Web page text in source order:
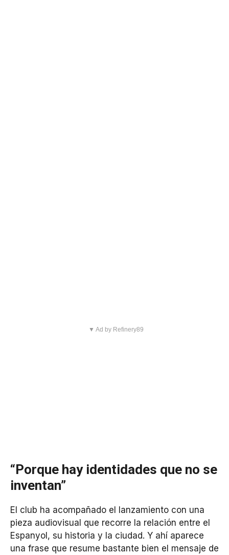
▼ Ad by Refinery89
“Porque hay identidades que no se
inventan”
El club ha acompañado el lanzamiento con una
pieza audiovisual que recorre la relación entre el
Espanyol, su historia y la ciudad. Y ahí aparece
una frase que resume bastante bien el mensaje de